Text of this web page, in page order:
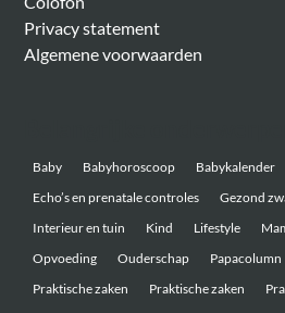
Privacy statement
Algemene voorwaarden
Baby Babyhoroscoop Babykalender
Echo’s en prenatale controles
Gezond
Interieur en tuin
Kind Lifestyle
Opvoeding
Ouderschap Papacolumn
Praktische zaken
Praktische zaken